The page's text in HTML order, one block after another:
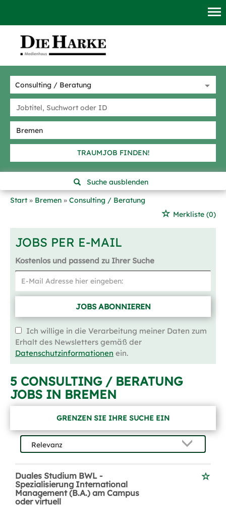
TRAUMJOB FINDEN!
Suche ausblenden
Start
Bremen
Consulting / Beratung
Merkliste (0)
JOBS PER E-MAIL
Kostenlos und passend zu Ihrer Suche
JOBS ABONNIEREN
Ich willige in die Verarbeitung meiner Daten zum
Erhalt des Newsletters gemäß der
Datenschutzinformationen ein.
5 CONSULTING / BERATUNG
JOBS IN BREMEN
GRENZEN SIE IHRE SUCHE EIN
Duales Studium BWL -
Spezialisierung International
Management (B.A.) am Campus
oder virtuell